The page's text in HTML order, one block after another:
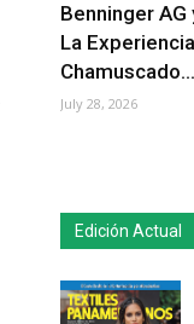
Benninger AG
La
Chamuscado...
July 28, 2026
Edición Actual